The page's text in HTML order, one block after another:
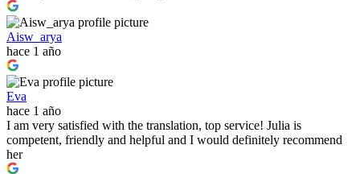
Aisw_arya
hace 1 año
Eva
hace 1 año
I am very satisfied with the translation, top service! Julia is
competent, friendly and helpful and I would definitely recommend
her